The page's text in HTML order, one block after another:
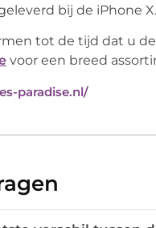
bij de iPhone X.
tot de tijd dat u
voor een breed
paradise.nl/